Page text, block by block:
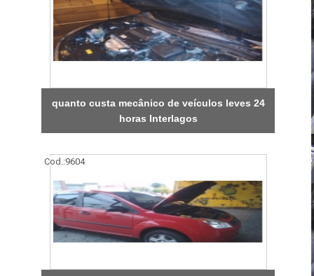
quanto custa mecânico de veículos leves 24
horas Interlagos
Cod.:9604